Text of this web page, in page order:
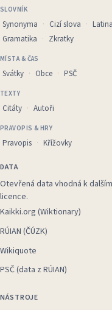
SLOVNÍK
Synonyma Cizí slova Latina
Gramatika
Zkratky
MÍSTA & ČAS
Svátky Obce PSČ
TEXTY
Citáty Autoři
PRAVOPIS & HRY
Pravopis Křížovky
DATA
Otevřená data vhodná k
licence.
Kaikki.org (Wiktionary)
RÚIAN (ČÚZK)
Wikiquote
PSČ (data z RÚIAN)
NÁSTROJE